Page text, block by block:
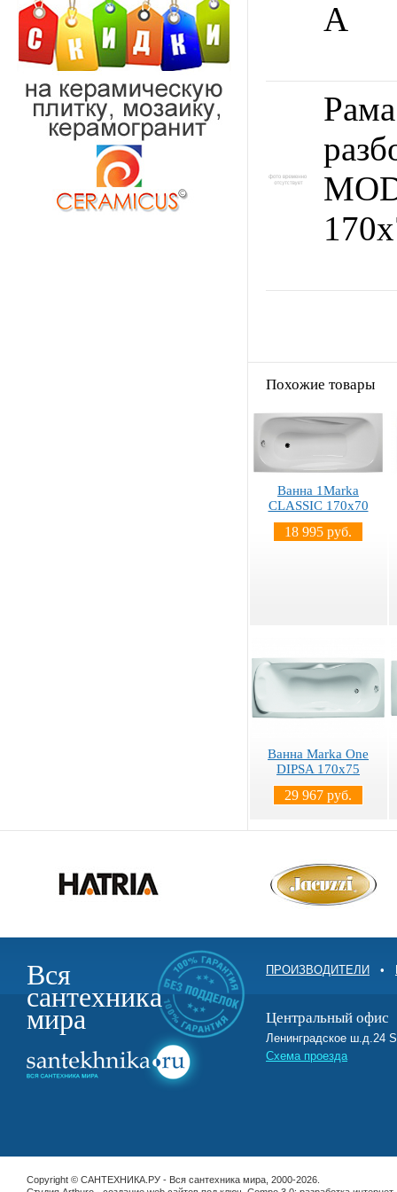
А
Рама
Похожие товары
Ванна 1Marka
CLASSIC 170x70
18 995 руб.
Ванна Marka One
DIPSA 170x75
29 967 руб.
Вся
сантехника
мира
ПРОИЗВОДИТЕЛИ •
Центральный офис
Ленинградское ш.д.24
Схема проезда
Copyright © САНТЕХНИКА.РУ - Вся сантехника мира, 2000-2026.